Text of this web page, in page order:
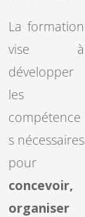
La formation
vise à
développer
les
compétence
s nécessaires
pour
concevoir,
organiser